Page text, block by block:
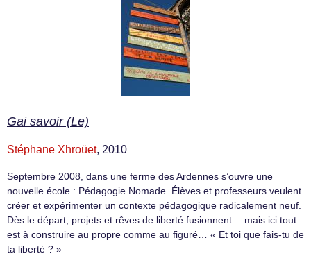
Gai savoir (Le)
Stéphane Xhroüet, 2010
Septembre 2008, dans une ferme des Ardennes s’ouvre une
nouvelle école : Pédagogie Nomade. Élèves et professeurs veulent
créer et expérimenter un contexte pédagogique radicalement neuf.
Dès le départ, projets et rêves de liberté fusionnent… mais ici tout
est à construire au propre comme au figuré… « Et toi que fais-tu de
ta liberté ? »